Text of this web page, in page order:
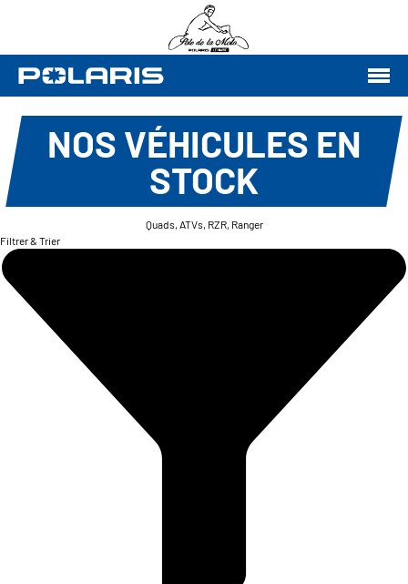
NOS VÉHICULES EN
STOCK
Quads, ATVs, RZR, Ranger
Filtrer & Trier